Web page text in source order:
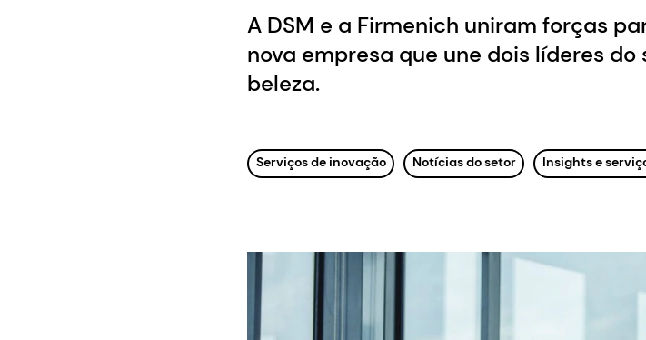
A DSM e a Firmenich uniram forças
nova empresa que une dois líderes
beleza.
Serviços de inovação Notícias do setor Insights e